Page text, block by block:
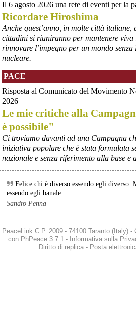
retepacedisarmo.org/2026/missi
Il Parlamento è stato tenuto praticamente
dispiegamento di uomini e mezzi verso il
contesto di conflitto aperto nella regione.
#disarmo # noguerra #pcknews
@peacelink - 6/8/2026 5:38
ilmanifesto.it/guerra-a-debito
Ieri il parlamento ha approvato le
impegnano il governo ad avviare le
all’Unione europea di attivare la clausola
per lo scostamento di bilancio. Si tratta,
materia di spese militari. In totale si
l’energia e 22 per la difesa da qui al
spesemilitari
Il 6 agosto 2026 una rete di eventi per la
Ricordare Hiroshima
Anche quest’anno, in molte città italiane,
cittadini si riuniranno per mantenere
rinnovare l’impegno per un mondo
nucleare.
PACE
Risposta al Comunicato del Movimento
2026
Le mie critiche alla
è possibile"
Ci troviamo davanti ad una Campagna
iniziativa popolare che è stata formulata
nazionale e senza riferimento alla base e
Felice chi è diverso essendo egli diverso.
essendo egli banale.
Sandro Penna
PeaceLink C.P. 2009 - 74100 Taranto (Italy)
con PhPeace 3.7.1 - Informativa sulla
Diritto di replica- Posta